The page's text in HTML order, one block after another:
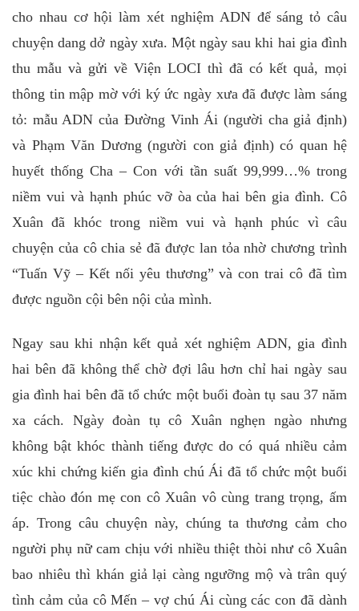
cho nhau cơ hội làm xét nghiệm ADN để sáng tỏ câu
chuyện dang dở ngày xưa. Một ngày sau khi hai gia đình
thu mẫu và gửi về Viện LOCI thì đã có kết quả, mọi
thông tin mập mờ với ký ức ngày xưa đã được làm sáng
tỏ: mẫu ADN của Đường Vinh Ái (người cha giả định)
và Phạm Văn Dương (người con giả định) có quan hệ
huyết thống Cha – Con với tần suất 99,999…% trong
niềm vui và hạnh phúc vỡ òa của hai bên gia đình. Cô
Xuân đã khóc trong niềm vui và hạnh phúc vì câu
chuyện của cô chia sẻ đã được lan tỏa nhờ chương trình
“Tuấn Vỹ – Kết nối yêu thương” và con trai cô đã tìm
được nguồn cội bên nội của mình.
Ngay sau khi nhận kết quả xét nghiệm ADN, gia đình
hai bên đã không thể chờ đợi lâu hơn chỉ hai ngày sau
gia đình hai bên đã tổ chức một buổi đoàn tụ sau 37 năm
xa cách. Ngày đoàn tụ cô Xuân nghẹn ngào nhưng
không bật khóc thành tiếng được do có quá nhiều cảm
xúc khi chứng kiến gia đình chú Ái đã tổ chức một buổi
tiệc chào đón mẹ con cô Xuân vô cùng trang trọng, ấm
áp. Trong câu chuyện này, chúng ta thương cảm cho
người phụ nữ cam chịu với nhiều thiệt thòi như cô Xuân
bao nhiêu thì khán giả lại càng ngưỡng mộ và trân quý
tình cảm của cô Mến – vợ chú Ái cùng các con đã dành